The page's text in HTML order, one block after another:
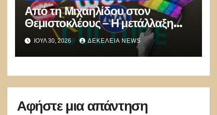
Από τη Μιχαηλίδου στον
Θεμιστοκλέους – Η μετάλλαξη
της δεξιάς σε woke συμμορία –
Διάλυση οικογένειας και εμβόλια
θανάτου
ΙΟΎΛ 30, 2026 ΔΕΚΈΛΕΙΑ NEWS
Αφήστε μια απάντηση